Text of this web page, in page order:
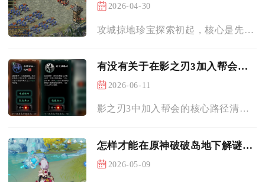
2026-04-30
攻城掠地珍宝探索初起，核心是先满足150级与区域四国四级、通...
有没有关于在影之刃3加入帮会的指南
2026-06-11
影之刃3中加入帮会的核心路径清晰，角色达到40级即可解锁帮会...
怎样才能在原神破破岛地下解谜中一次过关
2026-05-09